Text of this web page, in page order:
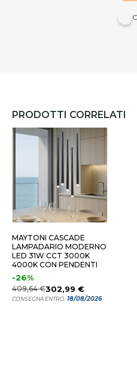
PRODOTTI CORRELATI
MAYTONI CASCADE
LAMPADARIO MODERNO
LED 31W CCT 3000K
4000K CON PENDENTI
-26%
409,64 €302,99 €
CONSEGNA ENTRO:18/08/2026